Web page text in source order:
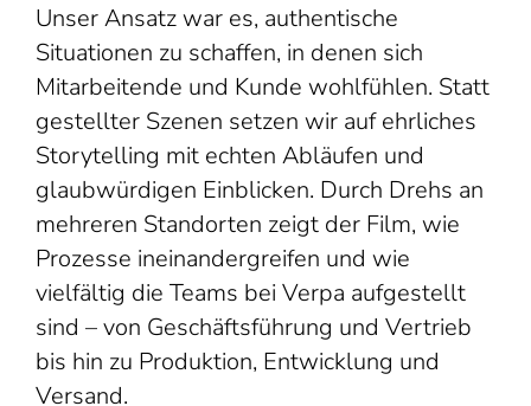
Unser Ansatz war es, authentische
Situationen zu schaffen, in denen sich
Mitarbeitende und Kunde wohlfühlen. Statt
gestellter Szenen setzen wir auf ehrliches
Storytelling mit echten Abläufen und
glaubwürdigen Einblicken. Durch Drehs an
mehreren Standorten zeigt der Film, wie
Prozesse ineinandergreifen und wie
vielfältig die Teams bei Verpa aufgestellt
sind – von Geschäftsführung und Vertrieb
bis hin zu Produktion, Entwicklung und
Versand.